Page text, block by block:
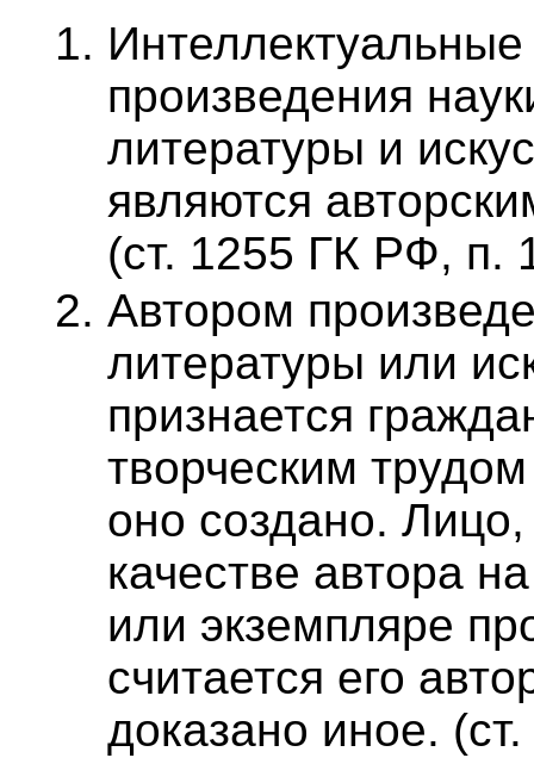
произведения
литературы и
являются
(ст. 1255 ГК РФ, п.
Автором
литературы или
признается
творческим трудом
оно создано.
качестве автора
или экземпляре
считается его
доказано иное.